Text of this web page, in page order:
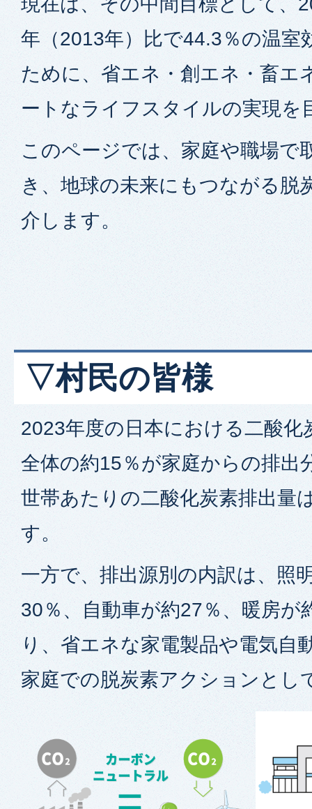
年（2013年）比で44.3％の温室
ために、省エネ・創エネ・畜エ
ートなライフスタイルの実現を
このページでは、家庭や職場で
き、地球の未来にもつながる脱
介します。
▽村民の皆様
2023年度の日本における二酸化
全体の約15％が家庭からの排出
世帯あたりの二酸化炭素排出量
す。
一方で、排出源別の内訳は、照
30％、自動車が約27％、暖房が
り、省エネな家電製品や電気自
家庭での脱炭素アクションとし